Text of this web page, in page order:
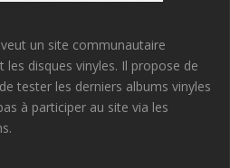
un site communautaire
disques vinyles. Il propose de
tester les derniers albums vinyles
à participer au site via les